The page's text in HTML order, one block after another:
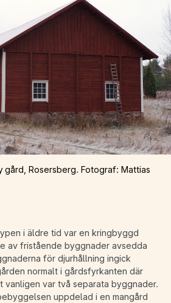
gård, Rosersberg. Fotograf: Mattias
i äldre tid var en kringbyggd
av fristående byggnader avsedda
för djurhållning ingick
normalt i gårdsfyrkanten där
vanligen var två separata byggnader.
uppdelad i en mangård